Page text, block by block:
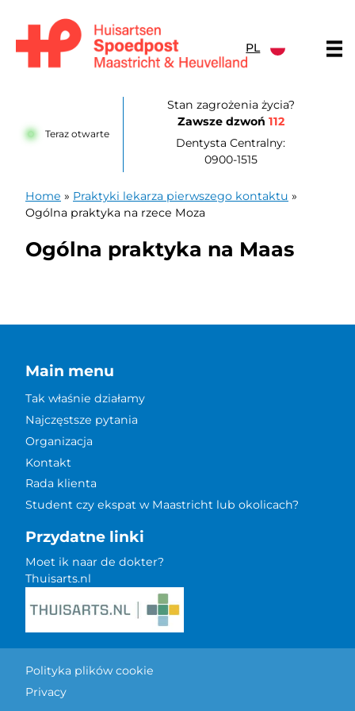
PL
Teraz otwarte
Stan zagrożenia życia?
Zawsze dzwoń 112
Dentysta Centralny:
0900-1515
Home » Praktyki lekarza pierwszego kontaktu »
Ogólna praktyka na rzece Moza
Ogólna praktyka na Maas
Main menu
Tak właśnie działamy
Najczęstsze pytania
Organizacja
Kontakt
Rada klienta
Student czy ekspat w Maastricht lub okolicach?
Przydatne linki
Moet ik naar de dokter?
Thuisarts.nl
Polityka plików cookie
Privacy